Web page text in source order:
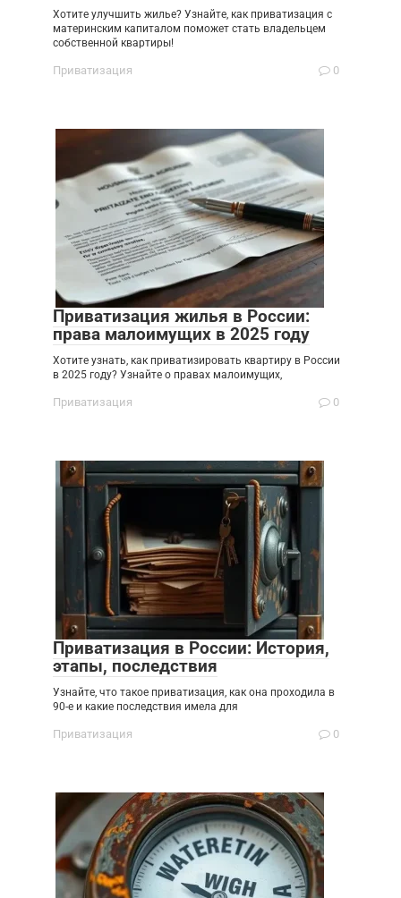
Хотите улучшить жилье? Узнайте, как приватизация с
материнским капиталом поможет стать владельцем
собственной квартиры!
Приватизация 0
Приватизация жилья в России:
права малоимущих в 2025 году
Хотите узнать, как приватизировать квартиру в России
в 2025 году? Узнайте о правах малоимущих,
Приватизация 0
Приватизация в России: История,
этапы, последствия
Узнайте, что такое приватизация, как она проходила в
90-е и какие последствия имела для
Приватизация 0